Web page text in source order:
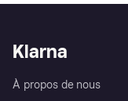
Klarna
À propos de nous